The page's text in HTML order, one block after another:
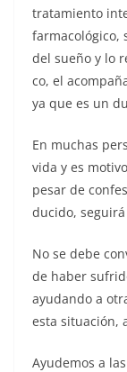
tratamiento
farmacológico,
del sueño y lo
co, el
ya que es un
En muchas
vida y es
pesar de
ducido,
No se debe
de haber
ayudando a
esta situación,
Ayudemos a